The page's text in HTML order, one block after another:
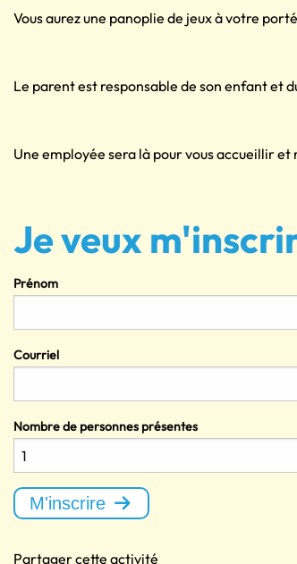
Vous aurez une panoplie de jeux à votre
Le parent est responsable de son enfant et
Une employée sera là pour vous accueillir
Je veux
Prénom
Courriel
Nombre de personnes présentes
M'inscrire
Partager cette activité